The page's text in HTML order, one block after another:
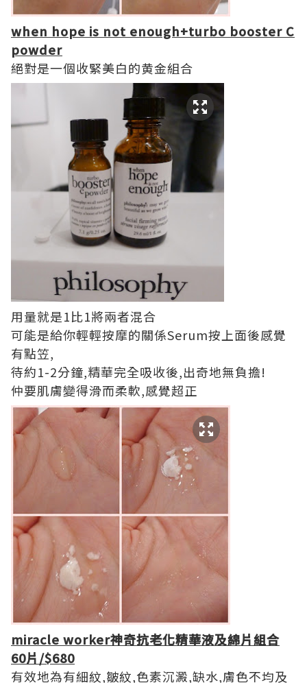
when hope is not enough+turbo booster C
powder
絕對是一個收緊美白的黄金組合
用量就是1比1將兩者混合
可能是給你輕輕按摩的關係Serum按上面後感覺
有點笠,
待約1-2分鐘,精華完全吸收後,出奇地無負擔!
仲要肌膚變得滑而柔軟,感覺超正
miracle worker神奇抗老化精華液及綿片組合
60片/$680
有效地為有細紋,皺紋,色素沉澱,缺水,膚色不均及